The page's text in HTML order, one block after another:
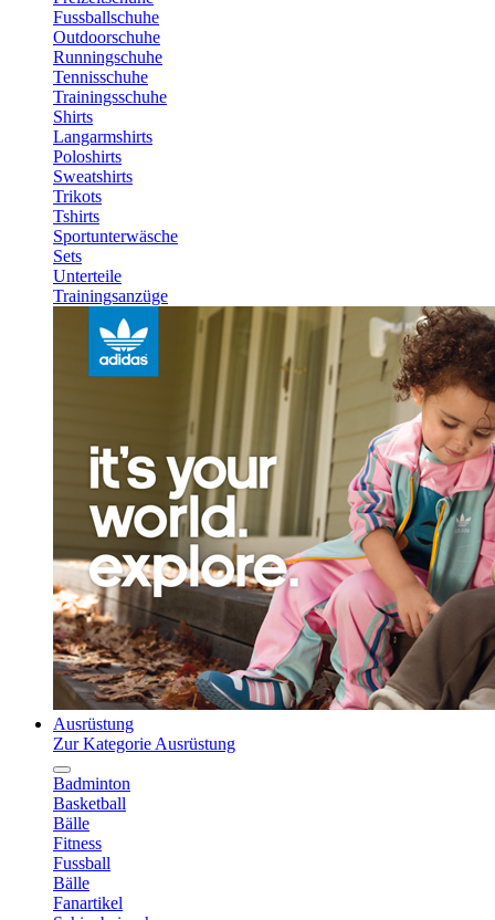
Fussballschuhe
Outdoorschuhe
Runningschuhe
Tennisschuhe
Trainingsschuhe
Shirts
Langarmshirts
Poloshirts
Sweatshirts
Trikots
Tshirts
Sportunterwäsche
Sets
Unterteile
Trainingsanzüge
Ausrüstung
Zur Kategorie Ausrüstung
Badminton
Basketball
Bälle
Fitness
Fussball
Bälle
Fanartikel